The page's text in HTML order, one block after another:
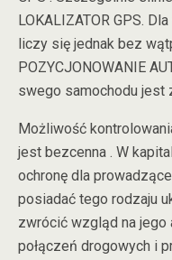
LOKALIZATOR GPS.
liczy się jednak bez
POZYCJONOWANIE
swego samochodu jest
Możliwość
jest bezcenna . W
ochronę dla
posiadać tego rodzaju
zwrócić wzgląd na
połączeń drogowych i